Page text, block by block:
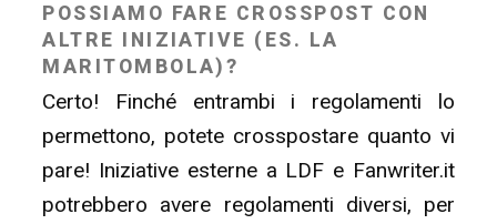
POSSIAMO FARE CROSSPOST CON
ALTRE INIZIATIVE (ES. LA
MARITOMBOLA)?
Certo! Finché entrambi i regolamenti lo
permettono, potete crosspostare quanto vi
pare! Iniziative esterne a LDF e Fanwriter.it
potrebbero avere regolamenti diversi, per